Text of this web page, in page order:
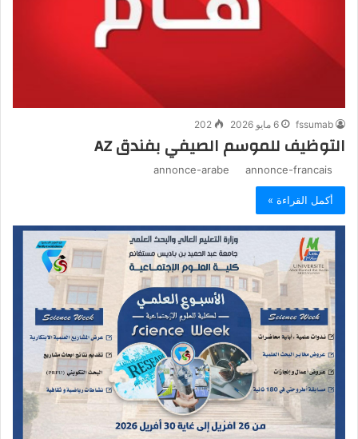
fssumab 6 مايو 2026 202
التوظيف للموسم الصيفي بفندق AZ
أكمل القراءة »